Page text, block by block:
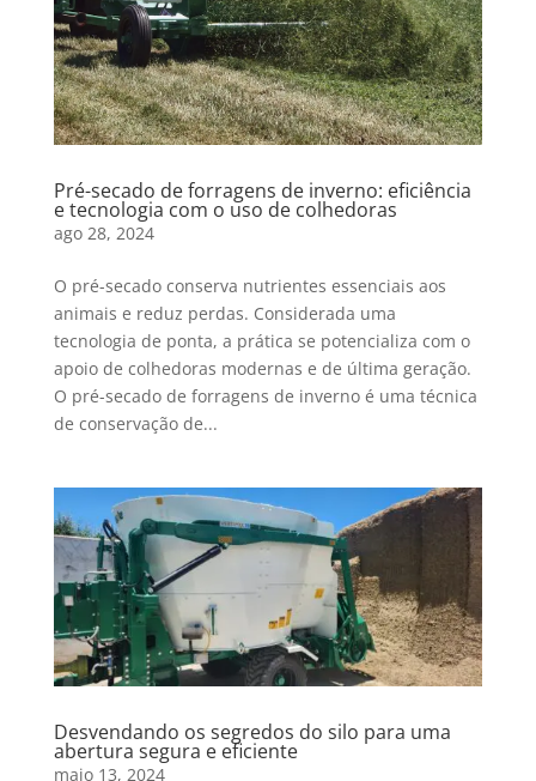
Pré-secado de forragens de inverno: eficiência
e tecnologia com o uso de colhedoras
ago 28, 2024
O pré-secado conserva nutrientes essenciais aos
animais e reduz perdas. Considerada uma
tecnologia de ponta, a prática se potencializa com o
apoio de colhedoras modernas e de última geração.
O pré-secado de forragens de inverno é uma técnica
de conservação de...
Desvendando os segredos do silo para uma
abertura segura e eficiente
maio 13, 2024